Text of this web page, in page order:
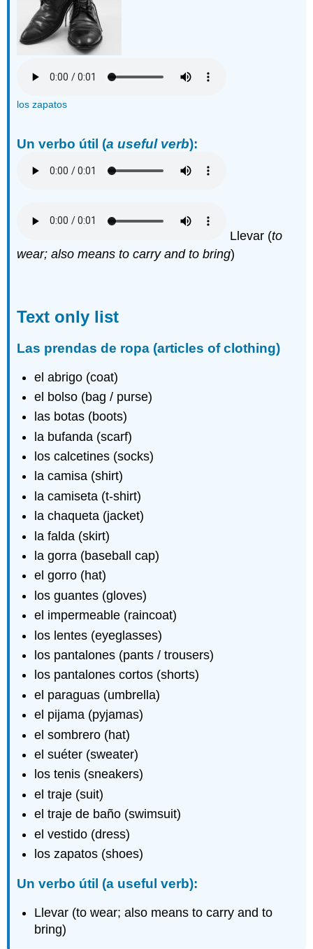
los zapatos
Un verbo útil (a useful verb):
Llevar (to
wear; also means to carry and to bring)
Text only list
Las prendas de ropa (articles of clothing)
el abrigo (coat)
el bolso (bag / purse)
las botas (boots)
la bufanda (scarf)
los calcetines (socks)
la camisa (shirt)
la camiseta (t-shirt)
la chaqueta (jacket)
la falda (skirt)
la gorra (baseball cap)
el gorro (hat)
los guantes (gloves)
el impermeable (raincoat)
los lentes (eyeglasses)
los pantalones (pants / trousers)
los pantalones cortos (shorts)
el paraguas (umbrella)
el pijama (pyjamas)
el sombrero (hat)
el suéter (sweater)
los tenis (sneakers)
el traje (suit)
el traje de baño (swimsuit)
el vestido (dress)
los zapatos (shoes)
Un verbo útil (a useful verb):
Llevar (to wear; also means to carry and to
bring)